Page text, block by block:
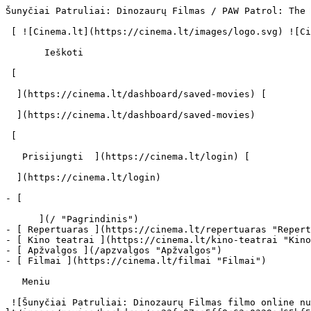
Šunyčiai Patruliai: Dinozaurų Filmas / PAW Patrol: The Dino Movie (2026) | Filmo online info - cinema.lt                              Ieškoti     

 [ ![Cinema.lt](https://cinema.lt/images/logo.svg) ![Cinema.lt](https://cinema.lt/images/favicon.svg) ](https://cinema.lt "Cinema.lt")

       Ieškoti     

 [  

  ](https://cinema.lt/dashboard/saved-movies) [  

  ](https://cinema.lt/dashboard/saved-movies)

 [  

   Prisijungti  ](https://cinema.lt/login) [  

  ](https://cinema.lt/login) 

- [  

      ](/ "Pagrindinis")
- [ Repertuaras ](https://cinema.lt/repertuaras "Repertuaras")
- [ Kino teatrai ](https://cinema.lt/kino-teatrai "Kino teatrai")
- [ Apžvalgos ](/apzvalgos "Apžvalgos")
- [ Filmai ](https://cinema.lt/filmai "Filmai")

   Meniu   

 ![Šunyčiai Patruliai: Dinozaurų Filmas filmo online nuotraukos](https://s3.eu-central-1.amazonaws.com/cinema-lt/images/movies/backdrop/ea23fc07aa5ff8c63a0329ad65bf51cb/c/q95wQ5ctM40GXVli-lg.jpg)

 1. [ 

      cinema.lt  ](/)
2. [  Filmai  ](https://cinema.lt/filmai)
3. Šunyčiai Patruliai: Dinozaurų Filmas

   ![](https://cinema.lt/images/bookmarks/bookmark.svg)   

 [    ![Šunyčiai Patruliai: Dinozaurų Filmas filmo online nuotraukos](https://s3.eu-central-1.amazonaws.com/cinema-lt/images/movies/poster/094f92c0fd74967c79f966d41217bd44/c/9yC07L9b70DuP1Rq-2xl.webp)  ](https://s3.eu-central-1.amazonaws.com/cinema-lt/images/movies/poster/094f92c0fd74967c79f966d41217bd44/c/9yC07L9b70DuP1Rq-full.jpg) 

   ![](https://cinema.lt/images/bookmarks/bookmark.svg)   

 [    ![Šunyčiai Patruliai: Dinozaurų Filmas filmo online nuotraukos](https://s3.eu-central-1.amazonaws.com/cinema-lt/images/movies/poster/094f92c0fd74967c79f966d41217bd44/c/9yC07L9b70DuP1Rq-2xl.webp)  ](https://s3.eu-central-1.amazonaws.com/cinema-lt/images/movies/poster/094f92c0fd74967c79f966d41217bd44/c/9yC07L9b70DuP1Rq-full.jpg) 

Šunyčiai Patruliai: Dinozaurų Filmas PAW Patrol: The Dino Movie 
================================================================

 [ Nuotykių ](https://cinema.lt/zanrai/nuotykiu "Nuotykių") [ Visai šeimai ](https://cinema.lt/zanrai/visai-seimai "Visai šeimai") [ Komedija ](https://cinema.lt/zanrai/komedijos "Komedija") [ Animacinis ](https://cinema.lt/zanrai/animaciniai "Animacinis") 

 1 val. 28 min. · V 

 [  Filmo informacija   

  ](#storyline-with-details) [  Repertuaras   

  ](#repertoire) 

 [ Nuotykių ](https://cinema.lt/zanrai/nuotykiu "Nuotykių") [ Visai šeimai ](https://cinema.lt/zanrai/visai-seimai "Visai šeimai") [ Komedija ](https://cinema.lt/zanrai/komedijos "Komedija") [ Animacinis ](https://cinema.lt/zanrai/animaciniai "Animacinis") 

 Patekus į paslaptingą audrą, „Šunyčių patrulių“ laivas sudužta neištirtoje tropikų saloje, kurioje vis dar knibžda dinozaurai. Čia jie sutinka Reksą – šunytį, kuris saloje praleido ne vienus metus ir tapo tikru dinozaurų ekspertu.

 Plačiau 

 Anonsas 

 [ Premjera 2026 m. rugpjūčio 12 d. 

 Rodomas kino teatruose 

 ](#repertoire) 

 Nuotraukos 10 

 Video 2 

 Dalintis

 [ ![Facebook](https://cinema.lt/images/socials/facebook_icon_white.svg) ](https://www.facebook.com/sharer/sharer.php?u=https%3A%2F%2Fcinema.lt%2Ffilmai%2Fsunyciai-patruliai-dinozauru-filmas)[ ![Messenger](https://cinema.lt/images/socials/messenger_icon_white.svg) ](https://www.facebook.com/dialog/send?link=https%3A%2F%2Fcinema.lt%2Ffilmai%2Fsunyciai-patruliai-dinozauru-filmas&redirect_uri=https%3A%2F%2Fcinema.lt%2Ffilmai%2Fsunyciai-patruliai-dinozauru-filmas)[ ![LinkedIn](https://cinema.lt/images/socials/linkedin_icon_white.svg) ](https://www.linkedin.com/sharing/share-offsite/?url=https%3A%2F%2Fcinema.lt%2Ffilmai%2Fsunyciai-patruliai-dinozauru-filmas)  

  Kino mėgėjų įvertinimas  

  N/A  

   Įvertinti   

 Patekus į